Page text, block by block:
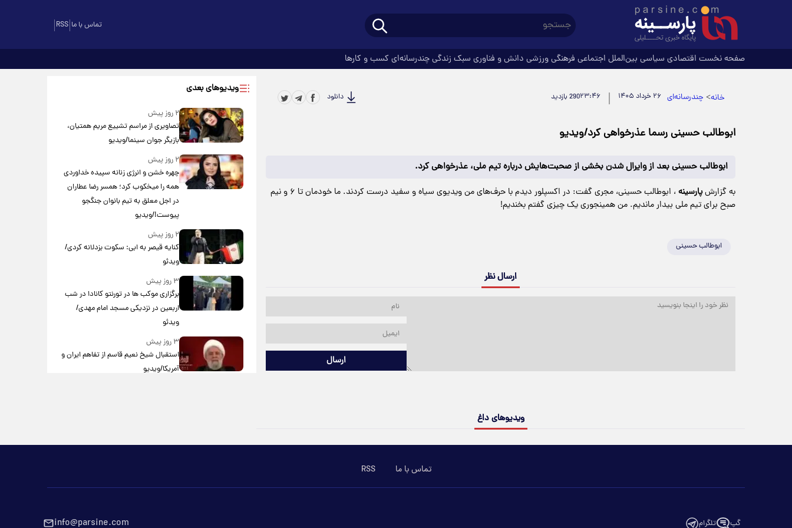
RSS تماس با ما
صفحه نخست اقتصادی سیاسی بین‌الملل اجتماعی فرهنگیورزشی دانش و فناوری سبک زندگیچندرسانه‌ای کسب و کارها
خانه> چندرسانه‌ای ۲۶ خرداد ۱۴۰۵ ۲۳:۴۶290 بازدید دانلود
ابوطالب حسینی رسما عذرخواهی کرد/ویدیو
ابوطالب حسینی بعد از وایرال شدن بخشی از صحبت‌هایش درباره تیم ملی، عذرخواهی کرد.
به گزارشپارسینه
، ابوطالب حسینی، مجری گفت: در اکسپلور دیدم با حرف‌های من ویدیوی سیاه و سفید درست کردند. ما خودمان تا ۶ و نیم
صبح برای تیم ملی بیدار ماندیم. من همینجوری یک چیزی گفتم بخندیم!
ابوطالب حسینی
ارسال نظر
ارسال
ویدیوهای داغ
ویدیوهای بعدی
۲ روز پیش
تصاویری از مراسم تشییع مریم همتیان،
بازیگر جوان سینما/ویدیو
۲ روز پیش
چهره خشن و انرژی زنانه سپیده خداوردی
همه را میخکوب کرد؛ همسر رضا عطاران
در اجل معلق به تیم بانوان جنگجو
پیوست!/ویدیو
۲ روز پیش
کنایه قیصر به ابی: سکوت بزدلانه کردی/
ویدئو
۳ روز پیش
برگزاری موکب ها در تورنتو کانادا در شب
اربعین در نزدیکی مسجد امام مهدی/
ویدئو
۳ روز پیش
استقبال شیخ نعیم قاسم از تفاهم ایران و
آمریکا/ویدیو
گریه مجری زن صداوسیما به خاطر پولدار
خاطره جالب حدیث میرامینی از سریال
تماس با ما RSS
گپ تلگرام info@parsine.com